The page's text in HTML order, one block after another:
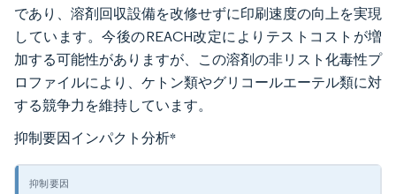
であり、溶剤回収設備を改修せずに印刷速度の向上を実現
しています。今後のREACH改定によりテストコストが増
加する可能性がありますが、この溶剤の非リスト化毒性プ
ロファイルにより、ケトン類やグリコールエーテル類に対
する競争力を維持しています。
抑制要因インパクト分析*